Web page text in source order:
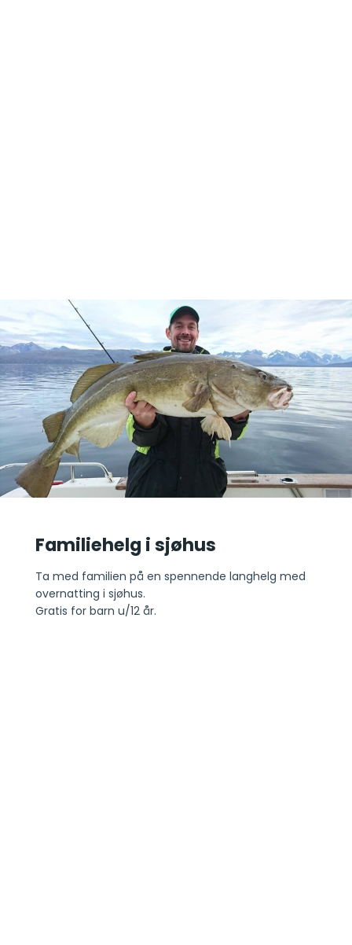
Familiehelg i sjøhus
Ta med familien på en spennende langhelg med
overnatting i sjøhus.
Gratis for barn u/12 år.